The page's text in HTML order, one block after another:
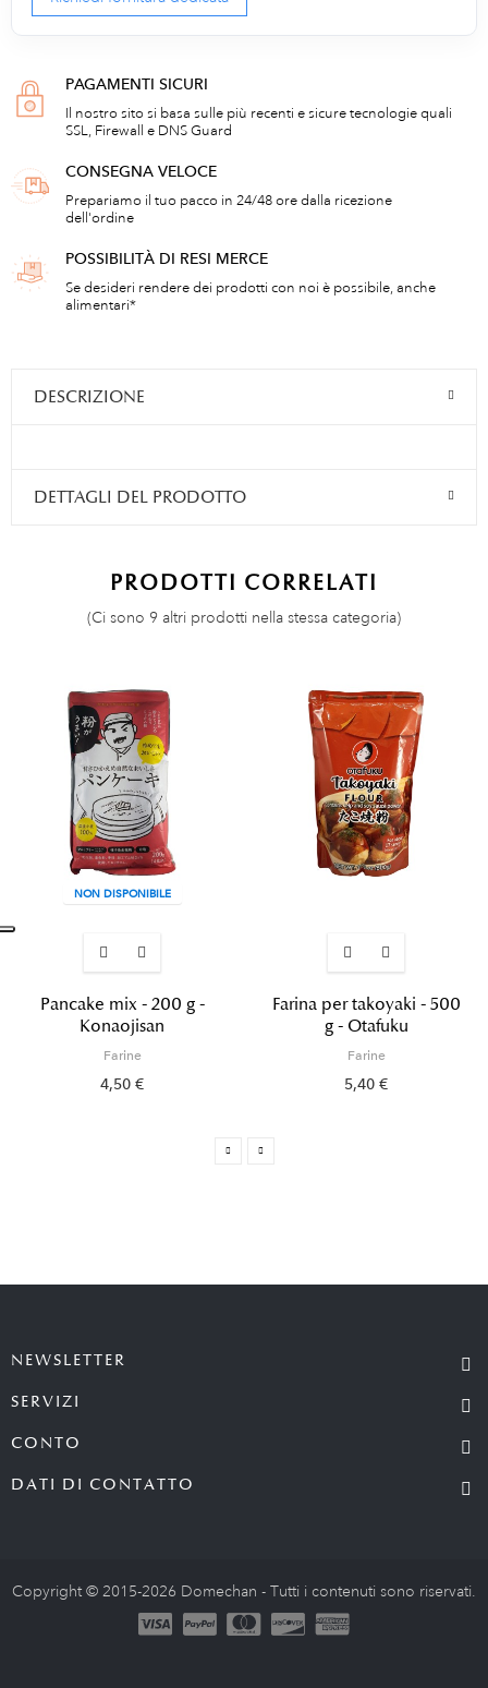
PAGAMENTI SICURI
Il nostro sito si basa sulle più recenti e sicure tecnologie quali
SSL, Firewall e DNS Guard
CONSEGNA VELOCE
Prepariamo il tuo pacco in 24/48 ore dalla ricezione
dell'ordine
POSSIBILITÀ DI RESI MERCE
Se desideri rendere dei prodotti con noi è possibile, anche
alimentari*
DESCRIZIONE
DETTAGLI DEL PRODOTTO
PRODOTTI CORRELATI
(Ci sono 9 altri prodotti nella stessa categoria)
NON DISPONIBILE
Pancake mix - 200 g -
Konaojisan
Farine
4,50 €
Farina per takoyaki - 500
g - Otafuku
Farine
5,40 €
NEWSLETTER
SERVIZI
CONTO
DATI DI CONTATTO
Copyright © 2015-2026 Domechan - Tutti i contenuti sono riservati.